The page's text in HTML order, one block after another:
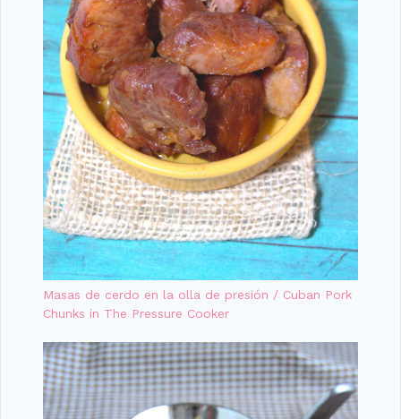
Masas de cerdo en la olla de presión / Cuban Pork
Chunks in The Pressure Cooker